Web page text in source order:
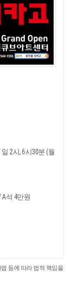
2시, 6시30분 (월
A석 4만원
등에 따라 법적 책임을